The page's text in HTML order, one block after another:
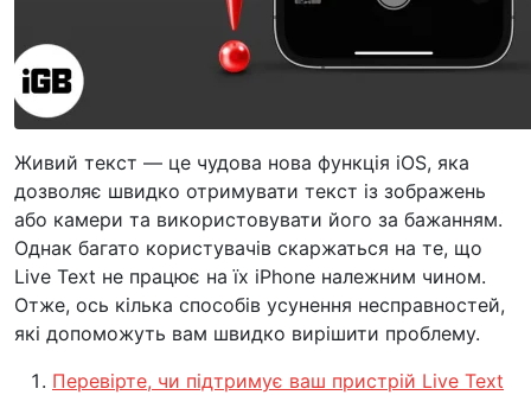
Живий текст — це чудова нова функція iOS, яка
дозволяє швидко отримувати текст із зображень
або камери та використовувати його за бажанням.
Однак багато користувачів скаржаться на те, що
Live Text не працює на їх iPhone належним чином.
Отже, ось кілька способів усунення несправностей,
які допоможуть вам швидко вирішити проблему.
Перевірте, чи підтримує ваш пристрій Live Text